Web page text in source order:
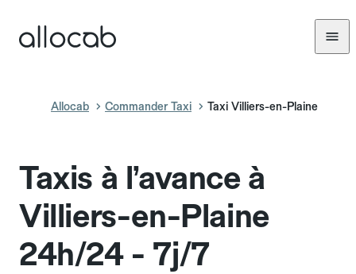
Allocab Commander Taxi Taxi Villiers-en-Plaine
Taxis à l’avance à
Villiers-en-Plaine
24h/24 - 7j/7